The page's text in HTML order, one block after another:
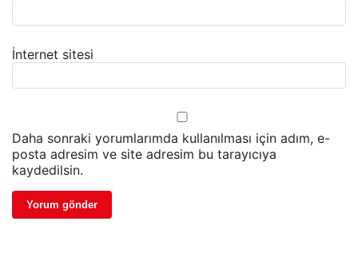
İnternet sitesi
Daha sonraki yorumlarımda kullanılması için adım, e-
posta adresim ve site adresim bu tarayıcıya
kaydedilsin.